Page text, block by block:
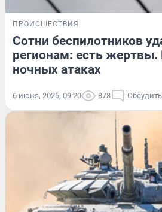
ПРОИСШЕСТВИЯ
Сотни беспилотников
регионам: есть жертвы.
ночных атаках
6 июня, 2026, 09:20 878 Обсудить